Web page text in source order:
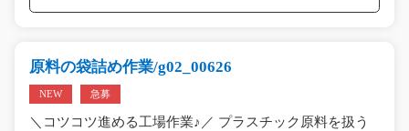
原料の袋詰め作業/g02_00626
NEW 急募
＼コツコツ進める工場作業♪／ プラスチック原料を扱う